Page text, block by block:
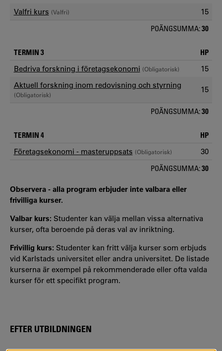
Valfri kurs (Valfri) 15
POÄNGSUMMA:30
TERMIN 3 HP
Bedriva forskning i företagsekonomi (Obligatorisk)
15
Aktuell forskning inom redovisning och styrning
(Obligatorisk)
15
POÄNGSUMMA:30
TERMIN 4 HP
Företagsekonomi - masteruppsats (Obligatorisk) 30
POÄNGSUMMA:30
Observera - alla program erbjuder inte valbara eller
frivilliga kurser.
Valbar kurs: Studenter kan välja mellan vissa alternativa
kurser, ofta beroende på deras val av inriktning.
Frivillig kurs: Studenter kan fritt välja kurser som erbjuds
vid Karlstads universitet eller andra universitet. De listade
kurserna är exempel på rekommenderade eller ofta valda
kurser för ett specifikt program.
EFTER UTBILDNINGEN